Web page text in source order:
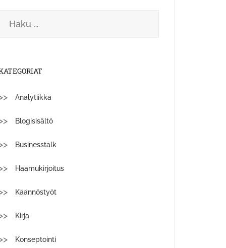
Analytiikka
Blogisisältö
Businesstalk
Haamukirjoitus
Käännöstyöt
Kirja
Konseptointi